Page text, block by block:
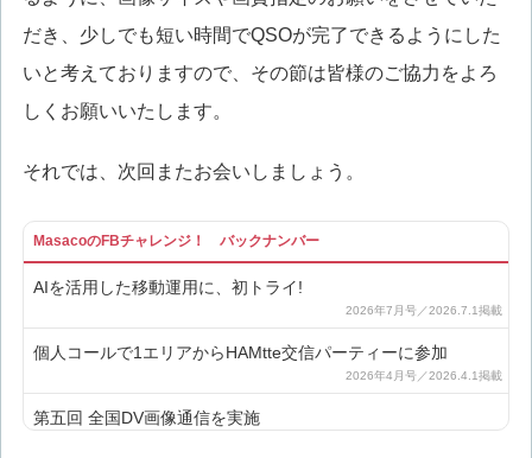
だき、少しでも短い時間でQSOが完了できるようにした
いと考えておりますので、その節は皆様のご協力をよろ
しくお願いいたします。
それでは、次回またお会いしましょう。
MasacoのFBチャレンジ！ バックナンバー
AIを活用した移動運用に、初トライ!
個人コールで1エリアからHAMtte交信パーティーに参加
第五回 全国DV画像通信を実施